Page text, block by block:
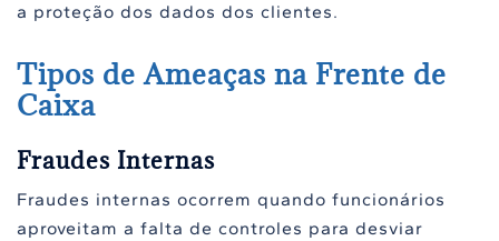
a proteção dos dados dos clientes.
Tipos de Ameaças na Frente de
Caixa
Fraudes Internas
Fraudes internas ocorrem quando funcionários
aproveitam a falta de controles para desviar